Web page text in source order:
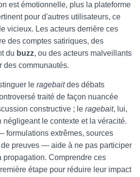
est émotionnelle, plus la plateforme
pour d'autres utilisateurs, ce
vicieux. Les acteurs derrière ces
des comptes satiriques, des
du buzz, ou des acteurs malveillants
des communautés.
le ragebaitdes débats
traité de façon nuancée
constructive ; le ragebait, lui,
négligeant le contexte et la véracité.
formulations extrêmes, sources
preuves — aide à ne pas participer
propagation. Comprendre ces
étape pour réduire leur impact